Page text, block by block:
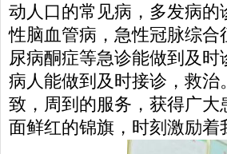
动人口的常见病，多发病
性脑血管病，急性冠脉综
尿病酮症等急诊能做到及
病人能做到及时接诊，救
致，周到的服务，获得广
面鲜红的锦旗，时刻激励着